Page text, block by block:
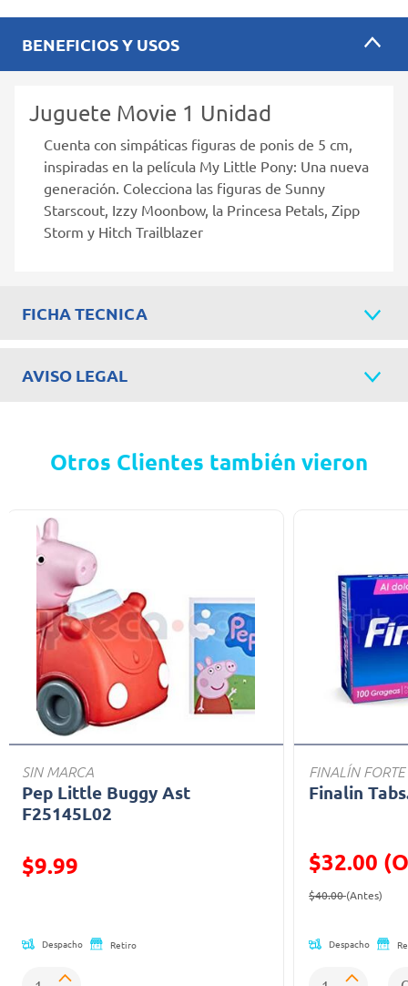
BENEFICIOS Y USOS
Juguete Movie 1 Unidad
Cuenta con simpáticas figuras de ponis de 5 cm,
inspiradas en la película My Little Pony: Una nueva
generación. Colecciona las figuras de Sunny
Starscout, Izzy Moonbow, la Princesa Petals, Zipp
Storm y Hitch Trailblazer
FICHA TECNICA
AVISO LEGAL
Otros Clientes también vieron
SIN MARCA
Pep Little Buggy Ast
F25145L02
Precio reducido de
$9.99
Despacho Retiro
FINALÍN FORTE
Finalin
$32.00
Precio
$40.00(Antes)
Despacho